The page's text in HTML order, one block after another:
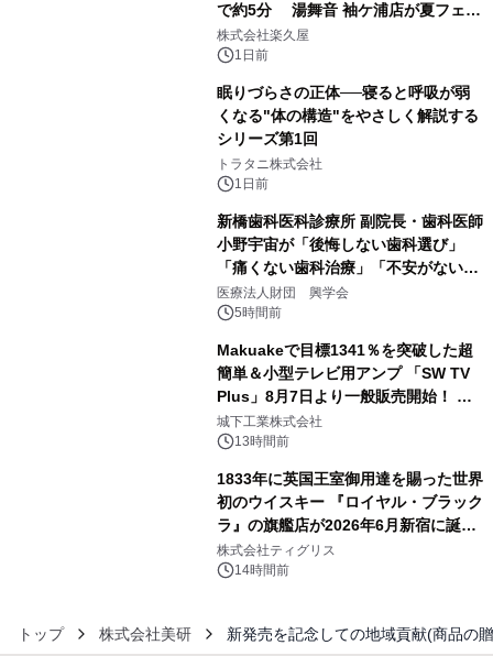
で約5分 湯舞音 袖ケ浦店が夏フェア
メニューを提供
株式会社楽久屋
1日前
眠りづらさの正体──寝ると呼吸が弱
くなる"体の構造"をやさしく解説する
シリーズ第1回
トラタニ株式会社
1日前
新橋歯科医科診療所 副院長・歯科医師
小野宇宙が「後悔しない歯科選び」
「痛くない歯科治療」「不安がない治
療計画」をテーマに専門監修
医療法人財団 興学会
5時間前
Makuakeで目標1341％を突破した超
簡単＆小型テレビ用アンプ 「SW TV
Plus」8月7日より一般販売開始！ ケ
ーブル1本つなぐだけ、テレビの音が
ぐっと豊かに
城下工業株式会社
13時間前
1833年に英国王室御用達を賜った世界
初のウイスキー 『ロイヤル・ブラック
ラ』の旗艦店が2026年6月新宿に誕
生 バカルディ ジャパンと連携した
没入型バー「BAR Arca」
株式会社ティグリス
14時間前
トップ 株式会社美研 新発売を記念しての地域貢献(商品